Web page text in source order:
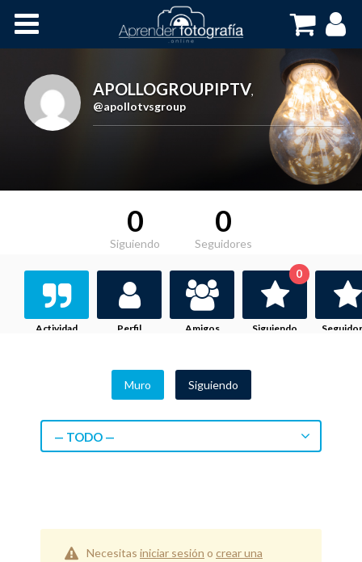
Cursos OnLine
APOLLOGROUPIPTV,
@apollotvsgroup
0
Siguiendo
0
Seguidores
Actividad Perfil Amigos Siguiendo
0
Muro Siguiendo
— TODO —
Necesitas iniciar sesión o crear una